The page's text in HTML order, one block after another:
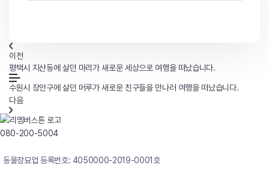
이전
평택시 지산동에 살던 마리가 새로운 세상으로 여행을 떠났습니다.
수원시 장안구에 살던 머루가 새로운 친구들을 만나러 여행을 떠났습니다.
다음
080-200-5004
동물장묘업 등록번호: 4050000-2019-0001호